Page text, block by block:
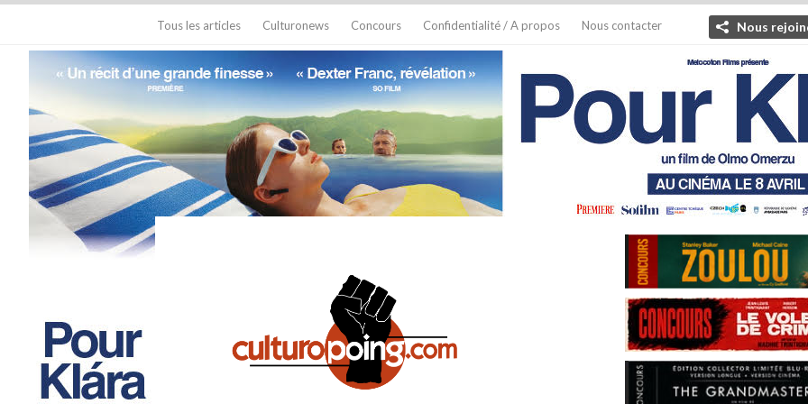
Tous les articles Culturonews Concours Confidentialité / A propos Nous contacter Nous